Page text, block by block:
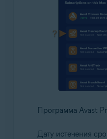
Программа Avast
Дату истечения